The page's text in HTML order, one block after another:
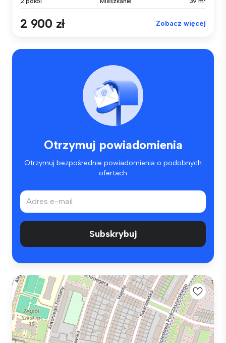
2 900 zł Zobacz więcej
Otrzymuj powiadomienia
Otrzymuj bezpośrednie powiadomienia o podobnych
ofertach
Subskrybuj